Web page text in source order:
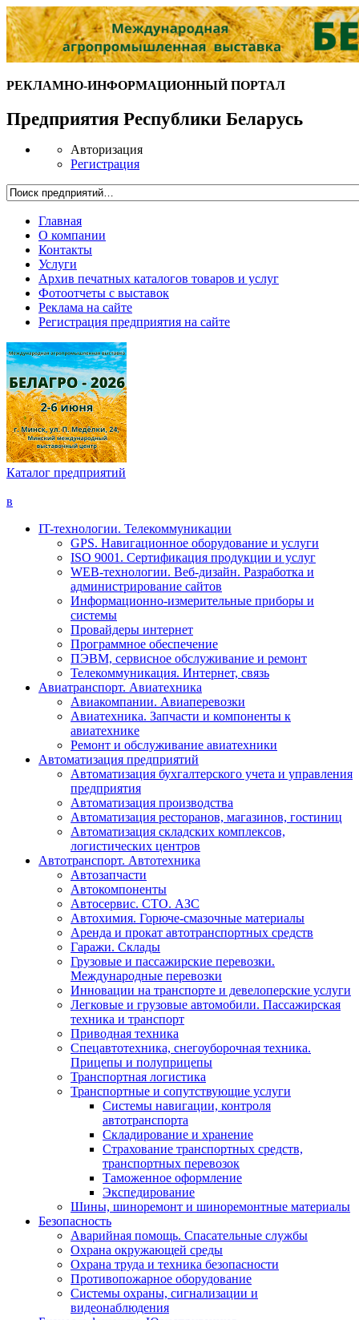
РЕКЛАМНО-ИНФОРМАЦИОННЫЙ ПОРТАЛ
Предприятия Республики Беларусь
Авторизация
Регистрация
Главная
О компании
Контакты
Услуги
Архив печатных каталогов товаров и услуг
Фотоотчеты с выставок
Реклама на сайте
Регистрация предприятия на сайте
Каталог предприятий
в
IT-технологии. Телекоммуникации
GPS. Навигационное оборудование и услуги
ISO 9001. Сертификация продукции и услуг
WEB-технологии. Веб-дизайн. Разработка и
администрирование сайтов
Информационно-измерительные приборы и
системы
Провайдеры интернет
Программное обеспечение
ПЭВМ, сервисное обслуживание и ремонт
Телекоммуникация. Интернет, связь
Авиатранспорт. Авиатехника
Авиакомпании. Авиаперевозки
Авиатехника. Запчасти и компоненты к
авиатехнике
Ремонт и обслуживание авиатехники
Автоматизация предприятий
Автоматизация бухгалтерского учета и управления
предприятия
Автоматизация производства
Автоматизация ресторанов, магазинов, гостиниц
Автоматизация складских комплексов,
логистических центров
Автотранспорт. Автотехника
Автозапчасти
Автокомпоненты
Автосервис. СТО. АЗС
Автохимия. Горюче-смазочные материалы
Аренда и прокат автотранспортных средств
Гаражи. Склады
Грузовые и пассажирские перевозки.
Международные перевозки
Инновации на транспорте и девелоперские услуги
Легковые и грузовые автомобили. Пассажирская
техника и транспорт
Приводная техника
Спецавтотехника, снегоуборочная техника.
Прицепы и полуприцепы
Транспортная логистика
Транспортные и сопутствующие услуги
Системы навигации, контроля
автотранспорта
Складирование и хранение
Страхование транспортных средств,
транспортных перевозок
Таможенное оформление
Экспедирование
Шины, шиноремонт и шиноремонтные материалы
Безопасность
Аварийная помощь. Спасательные службы
Охрана окружающей среды
Охрана труда и техника безопасности
Противопожарное оборудование
Системы охраны, сигнализации и
видеонаблюдения